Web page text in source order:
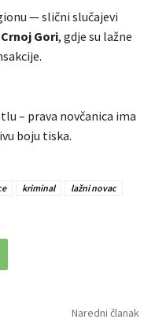
— slični slučajevi
Gori, gdje su lažne
– prava novčanica ima
boju tiska.
kriminal
lažni novac
Naredni članak